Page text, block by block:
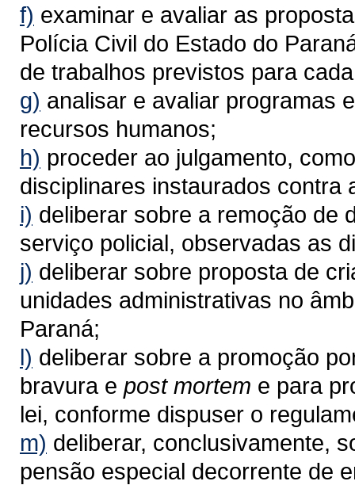
f) examinar e avaliar as
Polícia Civil do Estado do
de trabalhos previstos para
g) analisar e avaliar programas
recursos humanos;
h) proceder ao julgamento,
disciplinares instaurados contra
i) deliberar sobre a remoção de
serviço policial, observadas as
j) deliberar sobre proposta de
unidades administrativas no
Paraná;
l) deliberar sobre a promoção
bravura e post mortem e para
lei, conforme dispuser o
m) deliberar, conclusivamente,
pensão especial decorrente de